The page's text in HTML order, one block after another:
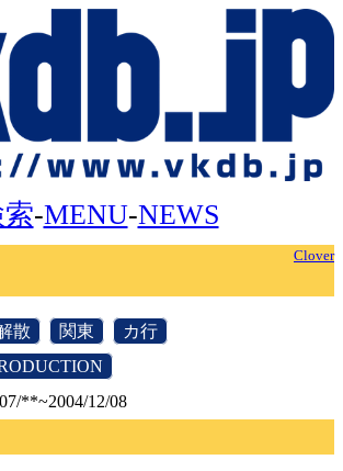
-MENU-NEWS
Clover
散 関東 カ行
**~2004/12/08